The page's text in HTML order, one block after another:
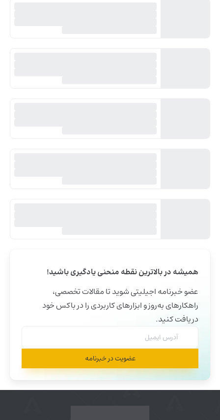
همیشه در بالاترین نقطه منحنی یادگیری باشید!
عضو خبرنامه اجیلیتی شوید تا مقالات تخصصی،
راهکارهای به‌روز و ابزارهای کاربردی را در باکس خود
دریافت کنید.
عضویت در خبرنامه